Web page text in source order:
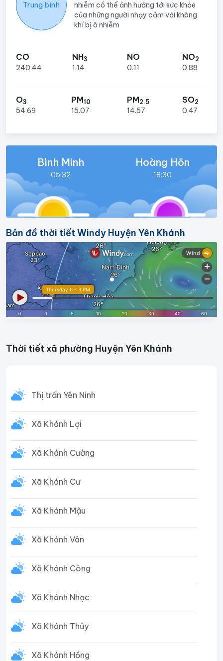
Trung bình
nhiễm có thể ảnh hưởng tới sức khỏe
của những người nhạy cảm với không
khí bị ô nhiễm
CO
240.44
NH3
1.14
NO
0.11
NO2
0.88
O3
54.69
PM10
15.07
PM2.5
14.57
SO2
0.47
Bình Minh
05:32
Hoàng Hôn
18:30
Bản đồ thời tiết Windy Huyện Yên Khánh
Thời tiết xã phường Huyện Yên Khánh
Thị trấn Yên Ninh
Xã Khánh Lợi
Xã Khánh Cường
Xã Khánh Cư
Xã Khánh Mậu
Xã Khánh Vân
Xã Khánh Công
Xã Khánh Nhạc
Xã Khánh Thủy
Xã Khánh Hồng